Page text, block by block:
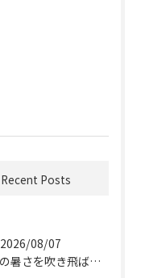
Recent Posts
2026/08/07
夏の暑さを吹き飛ばしに来てください。